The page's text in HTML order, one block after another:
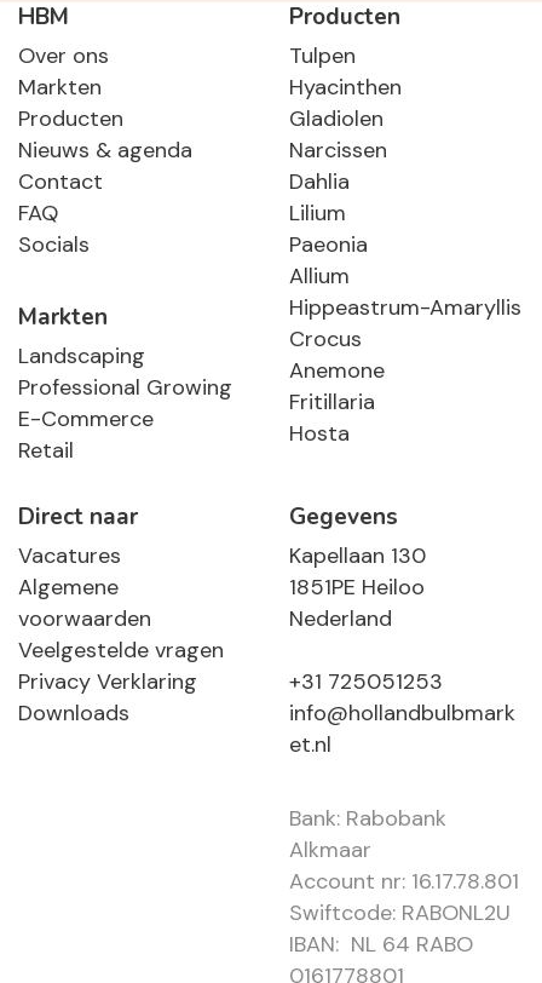
HBM
Over ons
Markten
Producten
Nieuws & agenda
Contact
FAQ
Socials
Markten
Landscaping
Professional Growing
E-Commerce
Retail
Producten
Tulpen
Hyacinthen
Gladiolen
Narcissen
Dahlia
Lilium
Paeonia
Allium
Hippeastrum-Amaryllis
Crocus
Anemone
Fritillaria
Hosta
Direct naar
Vacatures
Algemene
voorwaarden
Veelgestelde vragen
Privacy Verklaring
Downloads
Gegevens
Kapellaan 130
1851PE Heiloo
Nederland
+31 725051253
info@hollandbulbmark
et.nl
Bank: Rabobank
Alkmaar
Account nr: 16.17.78.801
Swiftcode: RABONL2U
IBAN: NL 64 RABO
0161778801